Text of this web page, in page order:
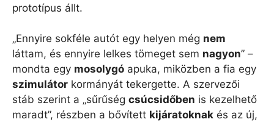
prototípus állt.
„Ennyire sokféle autót egy helyen még nem
láttam, és ennyire lelkes tömeget sem nagyon” –
mondta egy mosolygó apuka, miközben a fia egy
szimulátor kormányát tekergette. A szervezői
stáb szerint a „sűrűség csúcsidőben is kezelhető
maradt”, részben a bővített kijáratoknak és az új,